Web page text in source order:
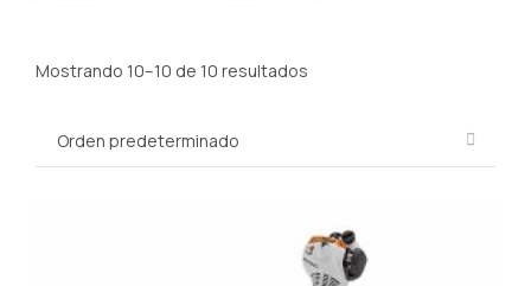
Mostrando 10–10 de 10 resultados